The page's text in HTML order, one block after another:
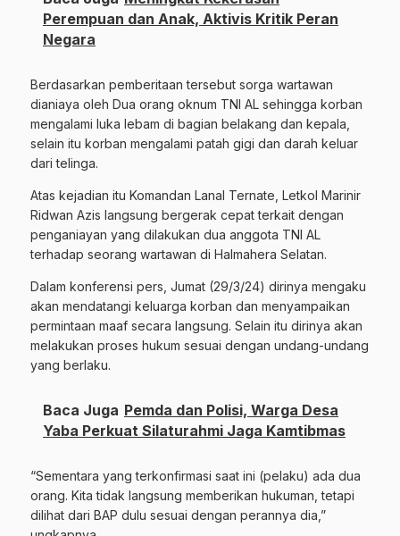
Perempuan dan Anak, Aktivis Kritik Peran
Negara
Berdasarkan pemberitaan tersebut sorga wartawan
dianiaya oleh Dua orang oknum TNI AL sehingga korban
mengalami luka lebam di bagian belakang dan kepala,
selain itu korban mengalami patah gigi dan darah keluar
dari telinga.
Atas kejadian itu Komandan Lanal Ternate, Letkol Marinir
Ridwan Azis langsung bergerak cepat terkait dengan
penganiayan yang dilakukan dua anggota TNI AL
terhadap seorang wartawan di Halmahera Selatan.
Dalam konferensi pers, Jumat (29/3/24) dirinya mengaku
akan mendatangi keluarga korban dan menyampaikan
permintaan maaf secara langsung. Selain itu dirinya akan
melakukan proses hukum sesuai dengan undang-undang
yang berlaku.
Baca Juga Pemda dan Polisi, Warga Desa
Yaba Perkuat Silaturahmi Jaga Kamtibmas
“Sementara yang terkonfirmasi saat ini (pelaku) ada dua
orang. Kita tidak langsung memberikan hukuman, tetapi
dilihat dari BAP dulu sesuai dengan perannya dia,”